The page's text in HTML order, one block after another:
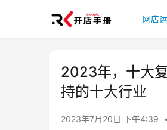
网店
2023年，十大
持的十大行业
2023年7月20日 下午4:39 •